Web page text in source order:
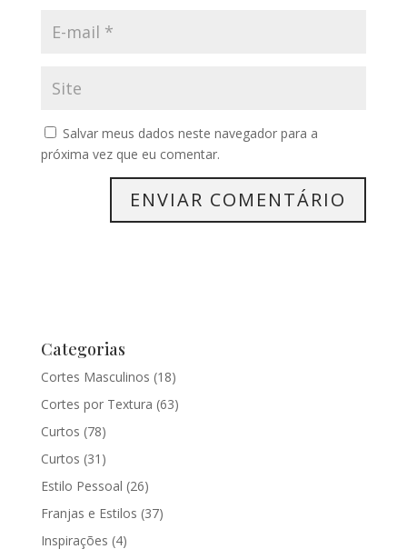
Salvar meus dados neste navegador para a
próxima vez que eu comentar.
Categorias
Cortes Masculinos (18)
Cortes por Textura (63)
Curtos (78)
Curtos (31)
Estilo Pessoal (26)
Franjas e Estilos (37)
Inspirações (4)